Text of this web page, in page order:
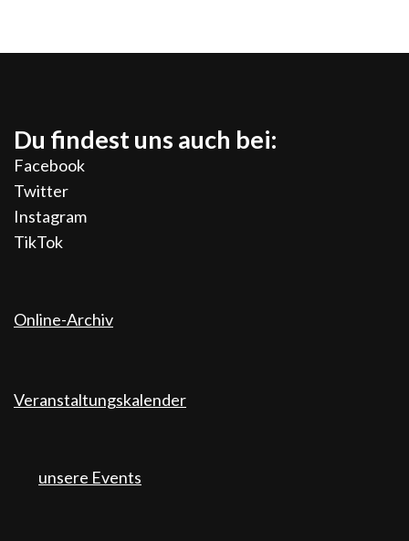
Du findest uns auch bei:
Facebook
Twitter
Instagram
TikTok
Online-Archiv
Veranstaltungskalender
unsere Events